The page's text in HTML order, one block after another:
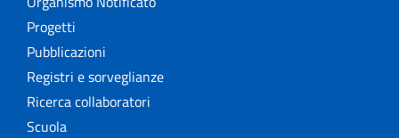
Progetti
Pubblicazioni
Registri e sorveglianze
Ricerca collaboratori
Scuola